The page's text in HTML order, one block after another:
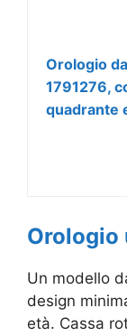
Orologio
1791276,
quadrante
Orologio
Un modello
design
età. Cassa